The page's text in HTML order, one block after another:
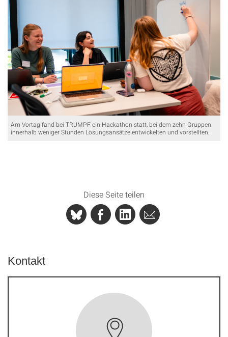
Am Vortag fand bei TRUMPF ein Hackathon statt, bei dem zehn Gruppen
innerhalb weniger Stunden Lösungsansätze entwickelten und vorstellten.
Diese Seite teilen
Kontakt